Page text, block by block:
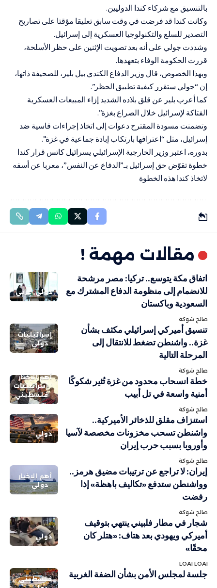
بالتنسيق مع شركاء كندا الدوليين.
وكانت كندا قد فرضت في وقت سابق تعليقا مؤقتا على تصاريح
التصدير للسلع والتكنولوجيا العسكرية إلى إسرائيل.
وشددت جولي على أنه بعد تصويت الإثنين على حظر الأسلحة،
قررت الحكومة الوفاء بتعهدها.
وبهذا الخصوص، قال وزير الدفاع الكندي بيل بلير، للصحيفة ذاتها،
إن “جولي ستقرر كيفية تطبيق الحظر”.
كما أعرب بلير عن قلق بلاده الشديد إزاء المبيعات العسكرية
الفتاكة لإسرائيل خلال الصراع بغزة”.
وتضمنت مسودة المقترح دعوات إلى اتخاذ إجراءات قاسية ضد
إسرائيل، مثل “اعترافها بارتكاب إبادة جماعية في غزة”.
بدوره، اعتبر وزير الخارجية الإسرائيلي يسرائيل كاتس قرار كندا
خطوة تقوّض حق إسرائيل بـ”الدفاع عن النفس”، معربا عن أسفه
لاتخاذ كندا هذه الخطوة
مقالات مهمة !
دولي عربي
اتفاق مكة يتوسع.. تركيا: مصر مرشحة
للانضمام إلى منظومة الدفاع المشترك مع
السعودية وباكستان
صالح شوكة
إسرائيليات
دولي
تنسيق أميركي إسرائيلي مكثف بشأن
غزة.. واشنطن تضغط للانتقال إلى
المرحلة التالية
صالح شوكة
أهم الاخبار
إسرائيليات
فلسطيني
خطة انسحاب محدود من غزة تُثير شكوكًا
أمنية واسعة في تل أبيب
صالح شوكة
دولي
استنزاف مقلق للذخائر الأميركية..
واشنطن تسحب مخزونات مخصصة لآسيا
وأوروبا بسبب حرب إيران
صالح شوكة
أهم الاخبار
دولي
إيران: لا تراجع عن ترتيبات مضيق هرمز..
وواشنطن ستدفع «تكاليف باهظة» إذا
رفضت
صالح شوكة
دولي
شجار في مطار فلبيني ينتهي بتوقيف
أميركي ويهودي بعد هتاف: «هتلر كان
محقًا»
LOAI LOAI
فلسطيني
جلسة لمجلس الأمن بشأن الضفة الغربية